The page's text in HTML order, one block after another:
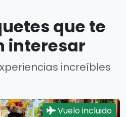
que te
interesar
increíbles
Vuelo incluido